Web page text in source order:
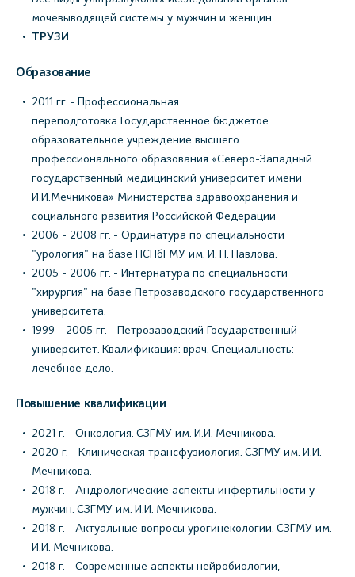
мочевыводящей системы у мужчин и женщин
ТРУЗИ
Образование
2011 гг. - Профессиональная
переподготовка Государственное бюджетое
образовательное учреждение высшего
профессионального образования «Северо-Западный
государственный медицинский университет имени
И.И.Мечникова» Министерства здравоохранения и
социального развития Российской Федерации
2006 - 2008 гг. - Ординатура по специальности
"урология" на базе ПСПбГМУ им. И. П. Павлова.
2005 - 2006 гг. - Интернатура по специальности
"хирургия" на базе Петрозаводского государственного
университета.
1999 - 2005 гг. - Петрозаводский Государственный
университет. Квалификация: врач. Специальность:
лечебное дело.
Повышение квалификации
2021 г. - Онкология. СЗГМУ им. И.И. Мечникова.
2020 г. - Клиническая трансфузиология. СЗГМУ им. И.И.
Мечникова.
2018 г. - Андрологические аспекты инфертильности у
мужчин. СЗГМУ им. И.И. Мечникова.
2018 г. - Актуальные вопросы урогинекологии. СЗГМУ им.
И.И. Мечникова.
2018 г. - Современные аспекты нейробиологии,